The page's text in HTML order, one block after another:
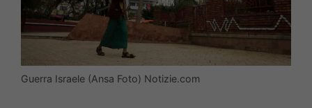
Guerra Israele (Ansa Foto) Notizie.com